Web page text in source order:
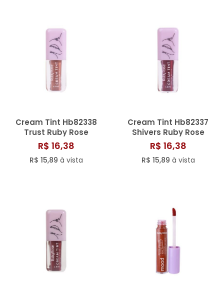
Cream Tint Hb82338
Trust Ruby Rose
R$ 16,38
R$ 15,89 à vista
Cream Tint Hb82337
Shivers Ruby Rose
R$ 16,38
R$ 15,89 à vista